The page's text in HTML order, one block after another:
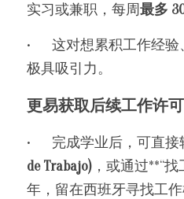
实习或兼职，每周最多
•	这对想累积工作经验、减轻留学成本的同学
极具吸引力。
更易获取后续工作许可
•	完成学业后，可直
de Trabajo) ，或通过**“
年，留在西班牙寻找工作